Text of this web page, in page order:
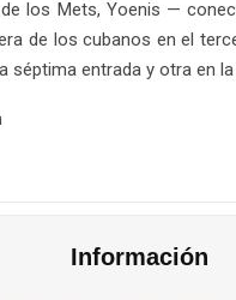
los Mets, Yoenis —
de los cubanos en el
séptima entrada y otra en la
Información